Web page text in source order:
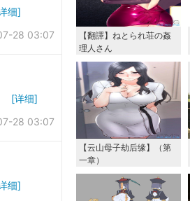
细]
28 03:07
[详细]
28 03:07
细]
【翻譯】ねとられ荘の姦
理人さん
【云山母子劫后缘】（第
一章）